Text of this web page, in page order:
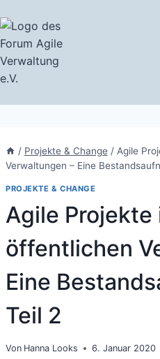
Inhalt
springen
/ Projekte & Change / Agile
Verwaltungen – Eine
PROJEKTE & CHANGE
Agile Projekte
öffentlichen
Eine
Teil 2
Von Hanna Looks 6. Januar 2020